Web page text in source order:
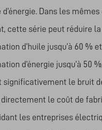
Dans les
cette série peut réduire la
d’huile jusqu’à 60 %
d’énergie jusqu’à 50
significativement le bruit
le coût de
les entreprises